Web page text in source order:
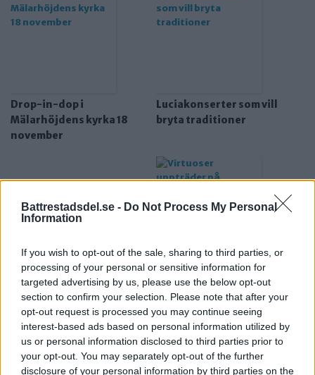
Battrestadsdel.se - Do Not Process My Personal
Information
If you wish to opt-out of the sale, sharing to third parties, or
processing of your personal or sensitive information for
targeted advertising by us, please use the below opt-out
section to confirm your selection. Please note that after your
opt-out request is processed you may continue seeing
interest-based ads based on personal information utilized by
us or personal information disclosed to third parties prior to
your opt-out. You may separately opt-out of the further
disclosure of your personal information by third parties on the
Drop-in-dop i
Mälarhöjdens kyrka 18
november
Luciakonserter som vill
bryta traditioner
Virtuoser uppträder på
fullspäckad
kulturfestival i Gröndal